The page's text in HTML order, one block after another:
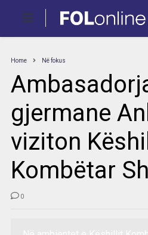
Home Në fokus
gjermane
viziton
Kombëtar
0